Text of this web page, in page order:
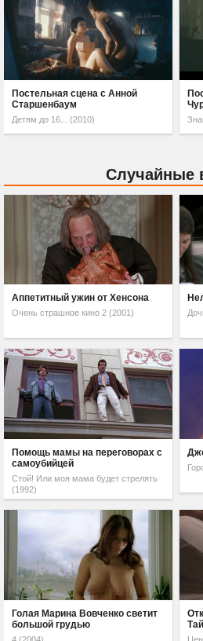
Постельная сцена с Анной
Старшенбаум
Детям до 16... (2010)
Случайные
Аппетитный ужин от Хенсона
Очень страшное кино 2 (2001)
Помощь мамы на переговорах с
самоубийцей
Стой! Или моя мама будет стрелять
(1992)
Голая Марина Вовченко светит
большой грудью
4 (2004)